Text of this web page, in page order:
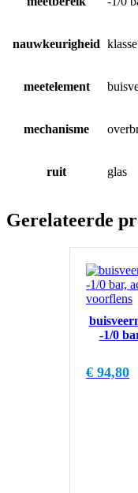
nauwkeurigheid
meetelement
mechanisme
ruit glas
Gerelateerde
-1/0
€ 94,80